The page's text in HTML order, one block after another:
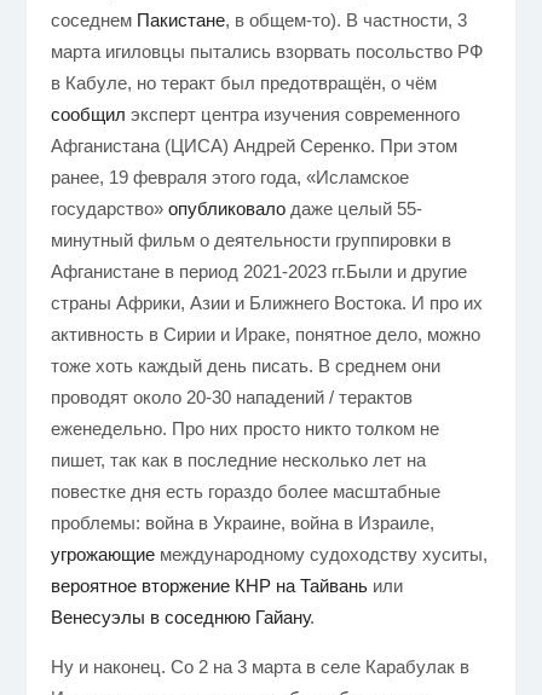
соседнем Пакистане, в общем-то). В частности, 3
марта игиловцы пытались взорвать посольство РФ
в Кабуле, но теракт был предотвращён, о чём
сообщил эксперт центра изучения современного
Афганистана (ЦИСА) Андрей Серенко. При этом
ранее, 19 февраля этого года, «Исламское
государство» опубликовалодаже целый 55-
минутный фильм о деятельности группировки в
Афганистане в период 2021-2023 гг.Были и другие
страны Африки, Азии и Ближнего Востока. И про их
активность в Сирии и Ираке, понятное дело, можно
тоже хоть каждый день писать. В среднем они
проводят около 20-30 нападений / терактов
еженедельно. Про них просто никто толком не
пишет, так как в последние несколько лет на
повестке дня есть гораздо более масштабные
проблемы: война в Украине, война в Израиле,
угрожающиемеждународному судоходству хуситы,
вероятное вторжение КНР на Тайваньили
Венесуэлы в соседнюю Гайану.
Ну и наконец. Со 2 на 3 марта в селе Карабулак в